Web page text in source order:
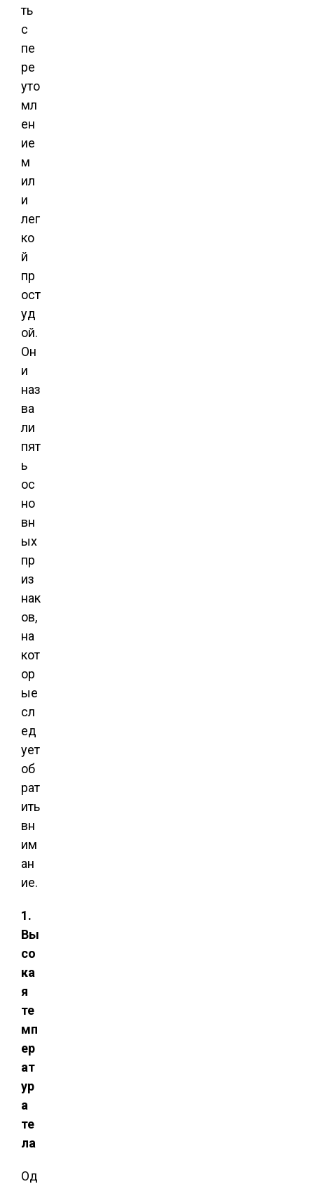
ть
с
пе
ре
уто
мл
ен
ие
м
ил
и
лег
ко
й
пр
ост
уд
ой.
Он
и
наз
ва
ли
пят
ь
ос
но
вн
ых
пр
из
нак
ов,
на
кот
ор
ые
сл
ед
ует
об
рат
ить
вн
им
ан
ие.
1.
Вы
со
ка
я
те
мп
ер
ат
ур
а
те
ла
Од